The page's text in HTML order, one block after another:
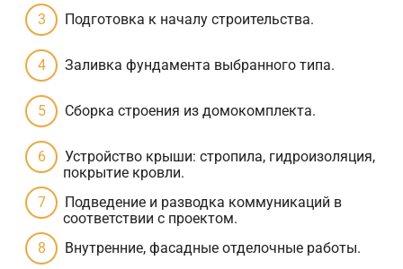
Подготовка к началу строительства.
Заливка фундамента выбранного типа.
Сборка строения из домокомплекта.
Устройство крыши: стропила, гидроизоляция,
покрытие кровли.
Подведение и разводка коммуникаций в
соответствии с проектом.
Внутренние, фасадные отделочные работы.